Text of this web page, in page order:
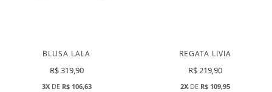
BLUSA LALA
R$ 319,90
3XDE R$ 106,63
REGATA LIVIA
R$ 219,90
2X DE R$ 109,95